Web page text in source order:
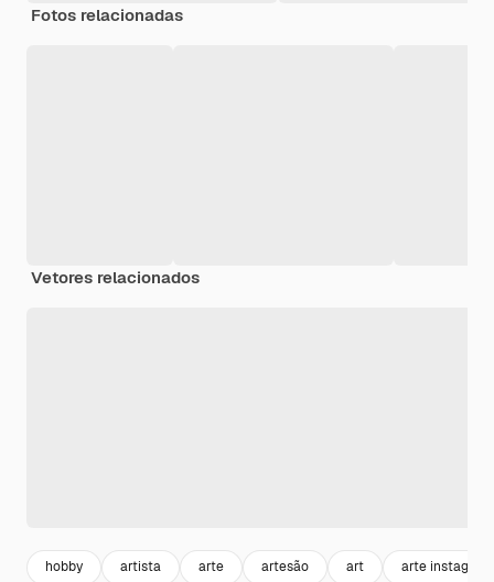
Fotos relacionadas
Vetores relacionados
hobby artista arte artesão art arte instagram